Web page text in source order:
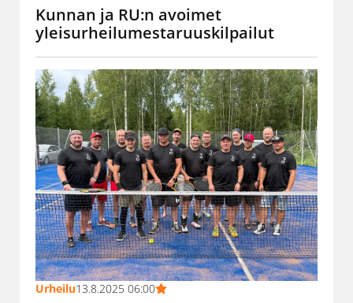
Kunnan ja RU:n avoimet
yleisurheilumestaruuskilpailut
Urheilu13.8.2025 06:00